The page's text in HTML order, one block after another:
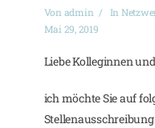
Von admin In
Mai 29, 2019
Liebe Kolleginnen
ich möchte Sie auf
Stellenausschreibung